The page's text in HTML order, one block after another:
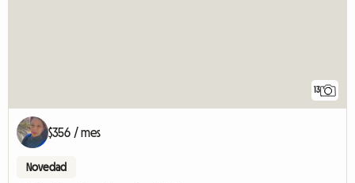
13
$356 / mes
Novedad